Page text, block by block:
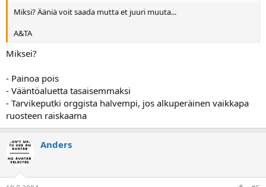
Miksi? Ääniä voit saada mutta et juuri muuta...
A&TA
Miksei?
- Painoa pois
- Vääntöaluetta tasaisemmaksi
- Tarvikeputki orggista halvempi, jos alkuperäinen vaikkapa
ruosteen raiskaama
Anders